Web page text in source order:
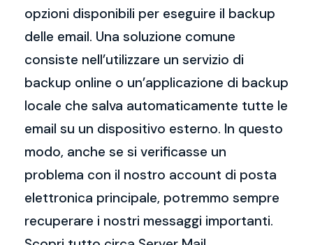
opzioni disponibili per eseguire il backup
delle email. Una soluzione comune
consiste nell’utilizzare un servizio di
backup online o un’applicazione di backup
locale che salva automaticamente tutte le
email su un dispositivo esterno. In questo
modo, anche se si verificasse un
problema con il nostro account di posta
elettronica principale, potremmo sempre
recuperare i nostri messaggi importanti.